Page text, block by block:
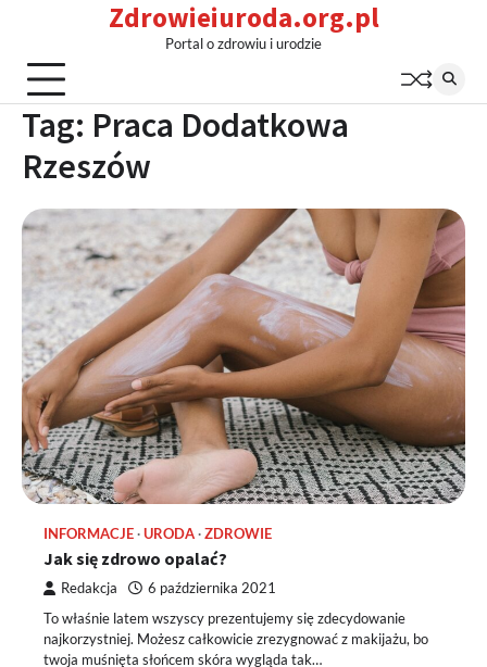
content
Zdrowieiuroda.org.pl
Portal o zdrowiu i urodzie
Tag: Praca Dodatkowa
Rzeszów
INFORMACJE URODA ZDROWIE
Jak się zdrowo opalać?
Redakcja 6 października 2021
To właśnie latem wszyscy prezentujemy się zdecydowanie
najkorzystniej. Możesz całkowicie zrezygnować z makijażu, bo
twoja muśnięta słońcem skóra wygląda tak…